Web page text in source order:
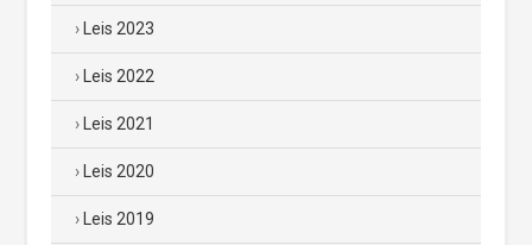
Leis 2023
Leis 2022
Leis 2021
Leis 2020
Leis 2019